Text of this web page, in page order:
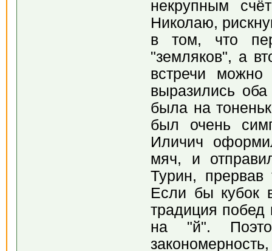
некрупным
Николаю,
в том, что
"земляков", а
встречи
выразились
была на
был очень
Иличич
мяч, и
Турин,
Если бы кубок
традиция побед
на "й".